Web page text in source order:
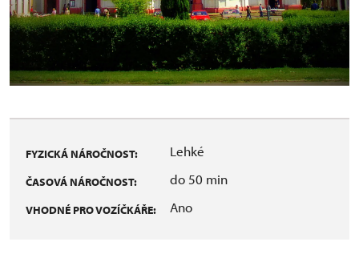
FYZICKÁ NÁROČNOST: Lehké
ČASOVÁ NÁROČNOST: do 50 min
VHODNÉ PRO VOZÍČKÁŘE: Ano